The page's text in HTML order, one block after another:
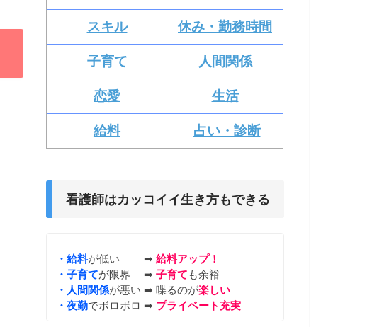
スキル 休み・勤務時間
子育て 人間関係
恋愛 生活
給料 占い・診断
看護師はカッコイイ生き方もできる
・給料が低い ➡︎給料アップ！
・子育てが限界 ➡︎子育て も余裕
・人間関係が悪い ➡︎ 喋るのが楽しい
・夜勤でボロボロ ➡︎ プライベート充実